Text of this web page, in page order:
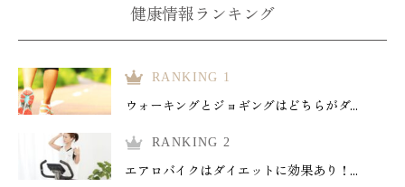
健康情報ランキング
RANKING 1
ウォーキングとジョギングはどちらがダ...
RANKING 2
エアロバイクはダイエットに効果あり！...